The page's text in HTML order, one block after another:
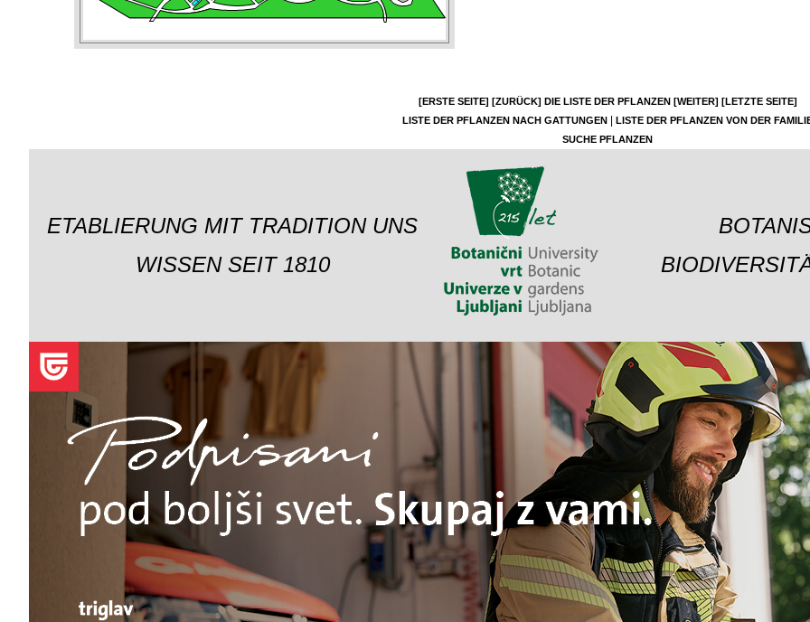
[ERSTE SEITE] [ZURÜCK] DIE LISTE DER PFLANZEN [WEITER] [LETZTE SEITE]
LISTE DER PFLANZEN NACH GATTUNGEN
LISTE DER PFLANZEN VON DER
SUCHE PFLANZEN
ETABLIERUNG MIT TRADITION UNS
WISSEN SEIT 1810